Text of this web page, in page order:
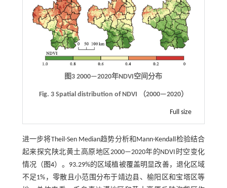
图3 2000—2020年NDVI空间分布
Fig. 3 Spatial distribution of NDVI （2000—2020）
Full size
进一步将Theil-Sen Median趋势分析和Mann-Kendall检验结合
起来探究陕北黄土高原地区2000—2020年的NDVI时空变化
情况（ 图4）。93.29%的区域植被覆盖明显改善，退化区域
不足1%，零散且小范围分布于靖边县、榆阳区和宝塔区等